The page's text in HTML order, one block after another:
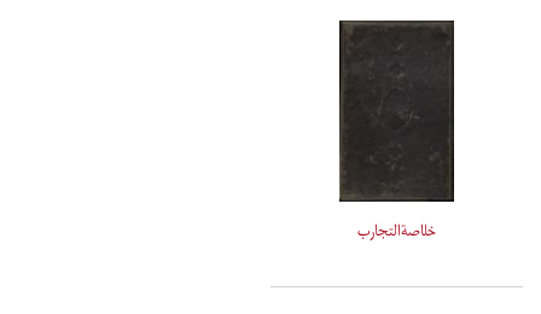
خلاصةالتجارب